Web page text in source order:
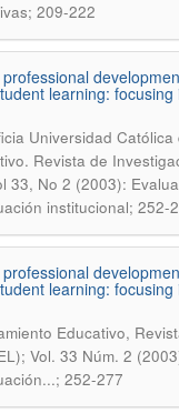
209-222
learning: focusing
Universidad Católica
Revista de
33, No 2 (2003):
institucional; 252-
learning: focusing
Educativo,
Vol. 33 Núm. 2
252-277